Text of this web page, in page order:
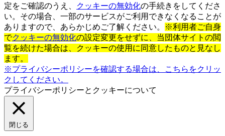
定をご確認のうえ、
クッキーの無効化の手続きをしてくださ
い。その場合、一部のサービスがご利用できなくなることが
ありますので、あらかじめご了解ください。
※利用者ご自身
でクッキーの無効化の設定変更をせずに、当団体サイトの閲
覧を続けた場合は、クッキーの使用に同意したものと見なし
ます。
※プライバシーポリシーを確認する場合は、こちらをクリッ
クしてください。
プライバシーポリシーとクッキーについて
閉じる